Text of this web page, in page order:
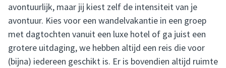
avontuurlijk, maar jij kiest zelf de intensiteit van je
avontuur. Kies voor een wandelvakantie in een groep
met dagtochten vanuit een luxe hotel of ga juist een
grotere uitdaging, we hebben altijd een reis die voor
(bijna) iedereen geschikt is. Er is bovendien altijd ruimte